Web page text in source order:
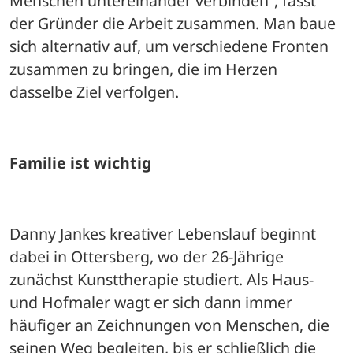
der Gründer die Arbeit zusammen. Man baue
sich alternativ auf, um verschiedene Fronten
zusammen zu bringen, die im Herzen
dasselbe Ziel verfolgen.
Familie ist wichtig
Danny Jankes kreativer Lebenslauf beginnt
dabei in Ottersberg, wo der 26-Jährige
zunächst Kunsttherapie studiert. Als Haus-
und Hofmaler wagt er sich dann immer
häufiger an Zeichnungen von Menschen, die
seinen Weg begleiten, bis er schließlich die